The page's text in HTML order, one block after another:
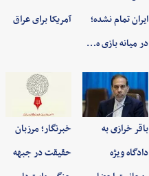
ایران تمام نشده؛
در میانه بازی ه…
آمریکا برای عراق
باقر خرازی به
دادگاه ویژه
خبرنگار؛ مرزبان
حقیقت در جبهه